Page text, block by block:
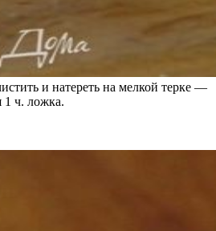
и натереть на мелкой терке —
1 ч. ложка.